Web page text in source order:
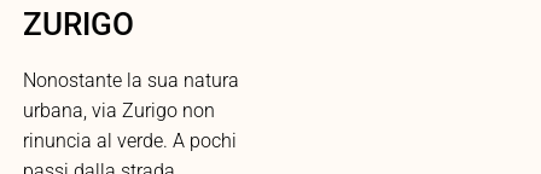
ZURIGO
Nonostante la sua natura
urbana, via Zurigo non
rinuncia al verde. A pochi